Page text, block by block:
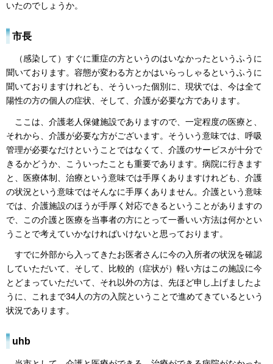
いたのでしょうか。
市長
（感染して）すぐに重症の方というのはいなかったというふうに
聞いております。容態が変わる方とかはいらっしゃるというふうに
聞いておりますけれども、そういった個別に、現状では、今は全て
陽性の方の個人の症状、そして、介護が必要な方であります。
ここは、介護老人保健施設でありますので、一定程度の医療と、
それから、介護が必要な方がございます。そういう意味では、呼吸
管理が必要なだけということではなくて、介護のサービスが十分で
きるかどうか、こういったことも重要であります。病院に行きます
と、医療体制、治療という意味では手厚くありますけれども、介護
の状況という意味ではそんなに手厚くありません。介護という意味
では、介護施設のほうが手厚く対応できるということがありますの
で、この介護と医療を当事者の方にとって一番いい方法は何かとい
うことで考えていかなければいけないと思っております。
すでに外部から入ってきたお医者さんに今の入所者の状況を確認
していただいて、そして、比較的（症状が）軽い方はこの施設に今
とどまっていただいて、それ以外の方は、先ほど申し上げましたよ
うに、これまで34人の方の入院ということで進めてきているという
状況であります。
uhb